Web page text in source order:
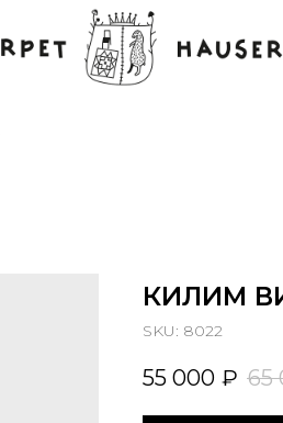
КИЛИМ
SKU: 8022
55 000 ₽ 65